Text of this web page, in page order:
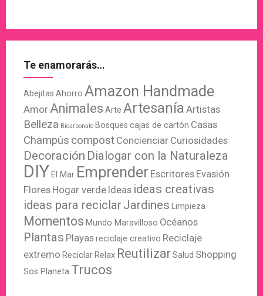
Te enamorarás…
Abejitas Ahorro Amazon Handmade
AmorAnimales Arte Artesanía Artistas
Belleza Bicarbonato Bosques cajas de cartón Casas
Champús compost Concienciar Curiosidades
Decoración Dialogar con la Naturaleza
DIY El Mar Emprender Escritores Evasión
Flores Hogar verde Ideas ideas creativas
ideas para reciclar Jardines Limpieza
Momentos Mundo Maravilloso Océanos
Plantas Playasreciclaje creativo Reciclaje
extremo Reciclar Relax ReutilizarSalud Shopping
Sos Planeta Trucos